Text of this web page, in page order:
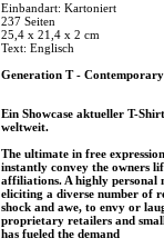
Einbandart: Kartoniert
237 Seiten
25,4 x 21,4 x 2 cm
Text: Englisch
Generation T -
Ein Showcase aktueller T-
weltweit.
The ultimate in free
instantly convey the owners
affiliations. A highly personal
eliciting a diverse number of
shock and awe, to envy or
proprietary retailers and
has fueled the demand